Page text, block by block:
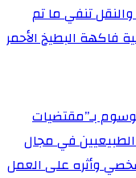
والنقل تنفي ما تم
فاكهة البطيخ الأحمر
بـ”مقتضيات
في مجال
وأثره على العمل